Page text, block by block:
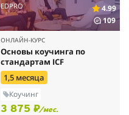
EDPRO
4.99
109
ОНЛАЙН-КУРС
Основы коучинга по
стандартам ICF
1,5 месяца
Коучинг
3 875 ₽/мес.